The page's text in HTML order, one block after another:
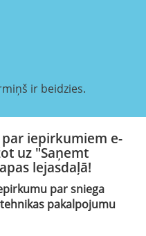
ir beidzies.
iepirkumiem e-
uz "Saņemt
lejasdaļā!
par sniega
pakalpojumu